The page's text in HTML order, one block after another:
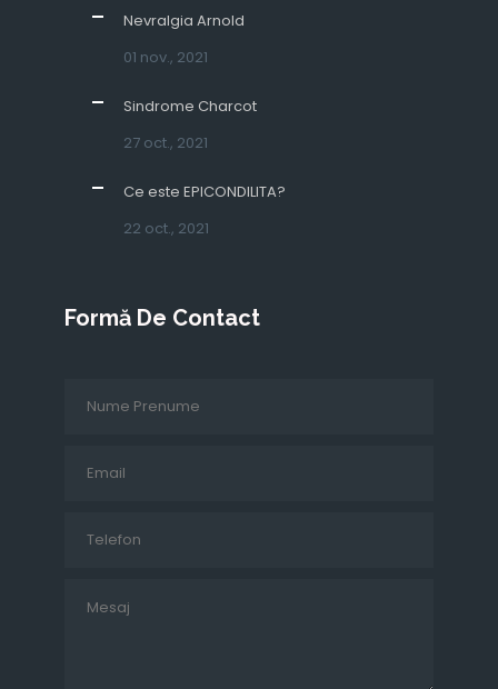
Nevralgia Arnold
01 nov., 2021
Sindrome Charcot
27 oct., 2021
Ce este EPICONDILITA?
22 oct., 2021
Formă De Contact